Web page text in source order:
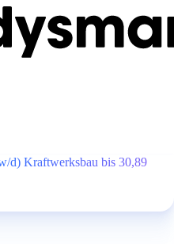
d) Kraftwerksbau bis 30,89